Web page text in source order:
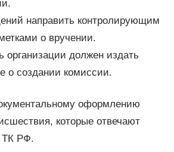
направить контролирующим
о вручении.
организации должен издать
о создании комиссии.
оформлению
которые отвечают
ТК РФ.